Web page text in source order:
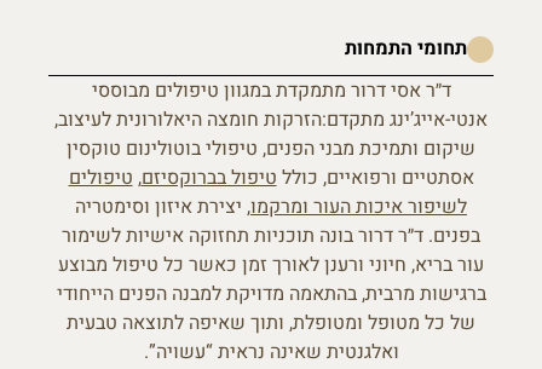
תחומי התמחות
ד״ר אסי דרור מתמקדת במגוון טיפולים מבוססי
אנטי-אייג’ינג מתקדם:הזרקות חומצה היאלורונית לעיצוב,
שיקום ותמיכת מבני הפנים, טיפולי בוטולינום טוקסין
אסתטיים ורפואיים, כוללטיפול בברוקסיזם,טיפולים
לשיפור איכות העור ומרקמו, יצירת איזון וסימטריה
בפנים. ד״ר דרור בונה תוכניות תחזוקה אישיות לשימור
עור בריא, חיוני ורענן לאורך זמן כאשר כל טיפול מבוצע
ברגישות מרבית, בהתאמה מדויקת למבנה הפנים הייחודי
של כל מטופל ומטופלת, ותוך שאיפה לתוצאה טבעית
ואלגנטית שאינה נראית “עשויה”.